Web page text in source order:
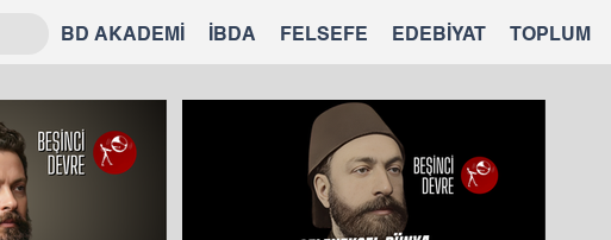
BD AKADEMİ İBDA FELSEFE EDEBİYAT TOPLUM